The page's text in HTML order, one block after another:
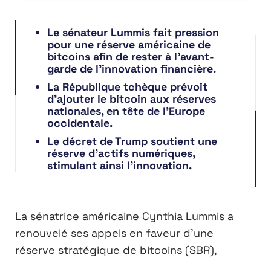
Le sénateur Lummis fait pression
pour une réserve américaine de
bitcoins afin de rester à l’avant-
garde de l’innovation financière.
La République tchèque prévoit
d’ajouter le bitcoin aux réserves
nationales, en tête de l’Europe
occidentale.
Le décret de Trump soutient une
réserve d’actifs numériques,
stimulant ainsi l’innovation.
La sénatrice américaine Cynthia Lummis a
renouvelé ses appels en faveur d’une
réserve stratégique de bitcoins (SBR),